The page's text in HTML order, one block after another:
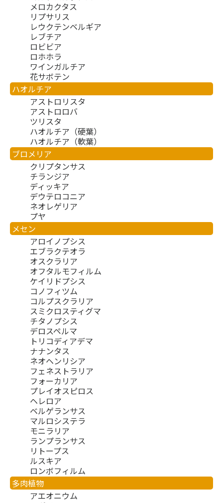
メロカクタス
リプサリス
レウクテンベルギア
レブチア
ロビビア
ロホホラ
ワインガルチア
花サボテン
ハオルチア
アストロリスタ
アストロロバ
ツリスタ
ハオルチア（硬葉）
ハオルチア（軟葉）
ブロメリア
クリプタンサス
チランジア
ディッキア
デウテロコニア
ネオレゲリア
プヤ
メセン
アロイノプシス
エブラクテオラ
オスクラリア
オフタルモフィルム
ケイリドプシス
コノフィツム
コルプスクラリア
スミクロスティグマ
チタノプシス
デロスペルマ
トリコディアデマ
ナナンタス
ネオヘンリシア
フェネストラリア
フォーカリア
プレイオスピロス
ヘレロア
ベルゲランサス
マルロシステラ
モニラリア
ランプランサス
リトープス
ルスキア
ロンボフィルム
多肉植物
アエオニウム